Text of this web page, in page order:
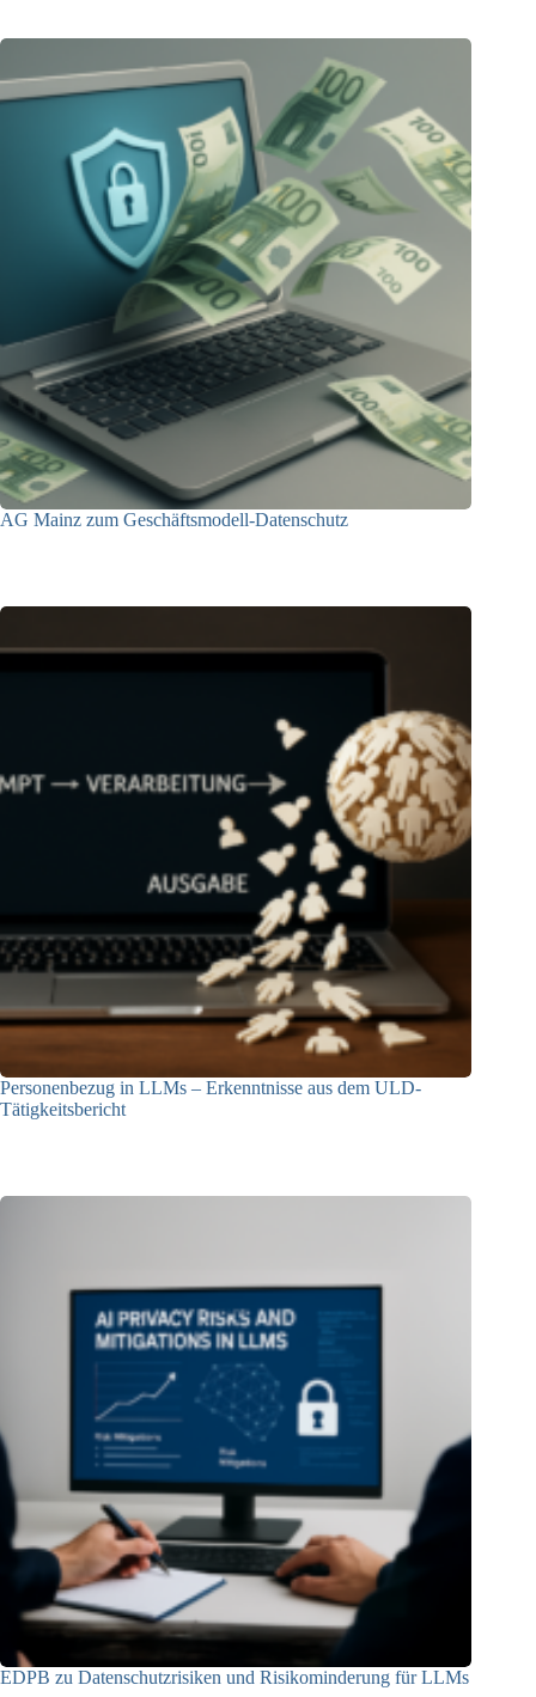
AG Mainz zum Geschäftsmodell-Datenschutz
Personenbezug in LLMs – Erkenntnisse aus dem ULD-
Tätigkeitsbericht
EDPB zu Datenschutzrisiken und Risikominderung für LLMs